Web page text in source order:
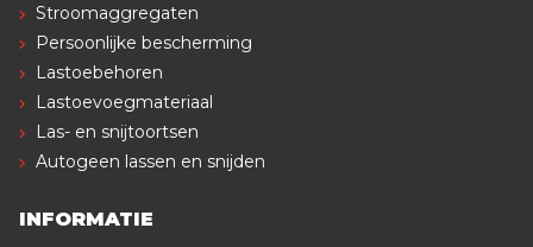
Stroomaggregaten
Persoonlijke bescherming
Lastoebehoren
Lastoevoegmateriaal
Las- en snijtoortsen
Autogeen lassen en snijden
INFORMATIE